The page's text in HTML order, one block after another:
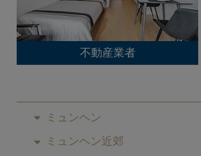
不動産業者
ミュンヘン
ミュンヘン近郊